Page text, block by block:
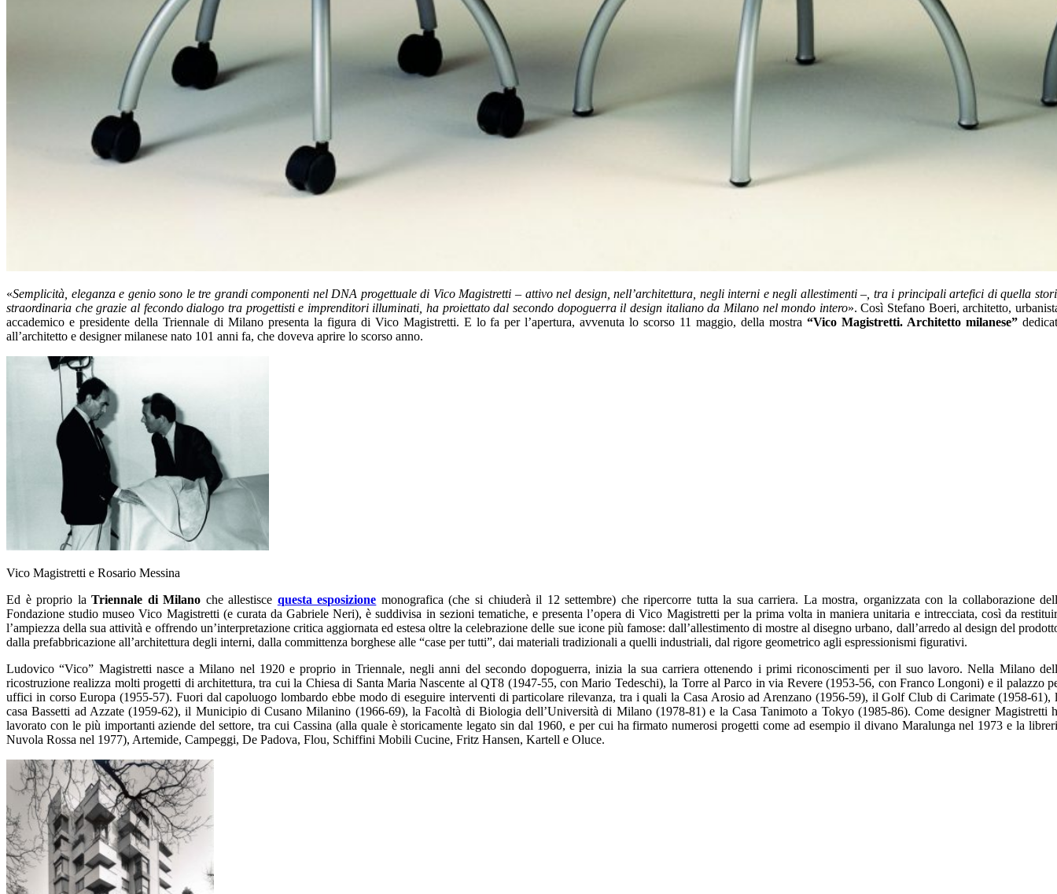
«Semplicità, eleganza e genio sono le tre grandi componenti nel DNA progettuale di Vico Magistretti – attivo nel design, nell’architettura, negli interni e negli allestimenti –, tra i principali artefici di quella
straordinaria che grazie al fecondo dialogo tra progettisti e imprenditori illuminati, ha proiettato dal secondo dopoguerra il design italiano da Milano nel mondo intero». Così Stefano Boeri, architetto,
accademico e presidente della Triennale di Milano presenta la figura di Vico Magistretti. E lo fa per l’apertura, avvenuta lo scorso 11 maggio, della mostra“Vico Magistretti. Architetto milanese”
all’architetto e designer milanese nato 101 anni fa, che doveva aprire lo scorso anno.
Vico Magistretti e Rosario Messina
Ed è proprio laTriennale di Milano che allestisce questa esposizione monografica (che si chiuderà il 12 settembre) che ripercorre tutta la sua carriera. La mostra, organizzata con la collaborazione
Fondazione studio museo Vico Magistretti (e curata da Gabriele Neri), è suddivisa in sezioni tematiche, e presenta l’opera di Vico Magistretti per la prima volta in maniera unitaria e intrecciata, così da
l’ampiezza della sua attività e offrendo un’interpretazione critica aggiornata ed estesa oltre la celebrazione delle sue icone più famose: dall’allestimento di mostre al disegno urbano, dall’arredo al design del
dalla prefabbricazione all’architettura degli interni, dalla committenza borghese alle “case per tutti”, dai materiali tradizionali a quelli industriali, dal rigore geometrico agli espressionismi figurativi.
Ludovico “Vico” Magistretti nasce a Milano nel 1920 e proprio in Triennale, negli anni del secondo dopoguerra, inizia la sua carriera ottenendo i primi riconoscimenti per il suo lavoro. Nella Milano
ricostruzione realizza molti progetti di architettura, tra cui la Chiesa di Santa Maria Nascente al QT8 (1947-55, con Mario Tedeschi), la Torre al Parco in via Revere (1953-56, con Franco Longoni) e il palazzo
uffici in corso Europa (1955-57). Fuori dal capoluogo lombardo ebbe modo di eseguire interventi di particolare rilevanza, tra i quali la Casa Arosio ad Arenzano (1956-59), il Golf Club di Carimate (1958-61),
casa Bassetti ad Azzate (1959-62), il Municipio di Cusano Milanino (1966-69), la Facoltà di Biologia dell’Università di Milano (1978-81) e la Casa Tanimoto a Tokyo (1985-86). Come designer Magistretti
lavorato con le più importanti aziende del settore, tra cui Cassina (alla quale è storicamente legato sin dal 1960, e per cui ha firmato numerosi progetti come ad esempio il divano Maralunga nel 1973 e la
Nuvola Rossa nel 1977), Artemide, Campeggi, De Padova, Flou, Schiffini Mobili Cucine, Fritz Hansen, Kartell e Oluce.